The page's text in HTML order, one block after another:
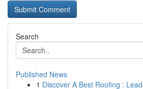
Search
Published News
1 Discover A Best Roofing :